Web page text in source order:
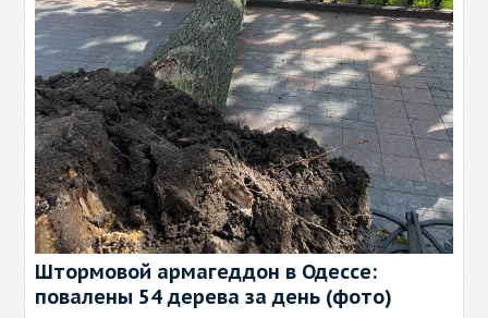
Штормовой армагеддон в Одессе:
повалены 54 дерева за день (фото)